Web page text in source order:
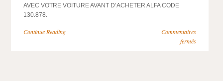
AVEC VOTRE VOITURE AVANT D’ACHETER ALFA CODE
130.878.
Continue Reading
Commentaires
fermés